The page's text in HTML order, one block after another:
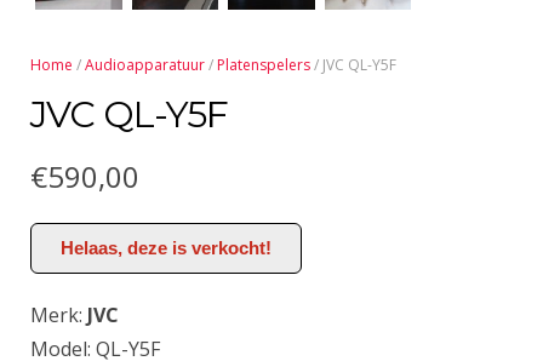
Home /Audioapparatuur/ Platenspelers/ JVC QL-Y5F
JVC QL-Y5F
€590,00
Helaas, deze is verkocht!
Merk: JVC
Model: QL-Y5F